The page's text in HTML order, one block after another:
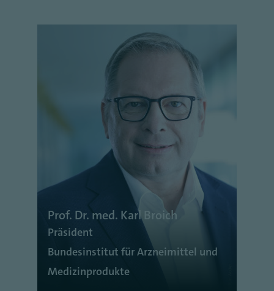
Prof. Dr. med. Karl Broich
Präsident
Bundesinstitut für Arzneimittel und
Medizinprodukte